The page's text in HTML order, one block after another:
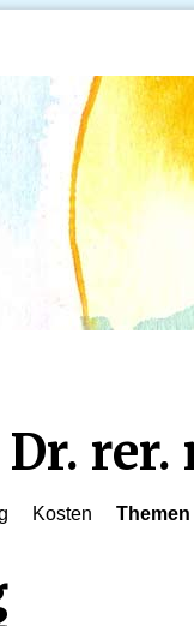
rer.
Kosten Themen